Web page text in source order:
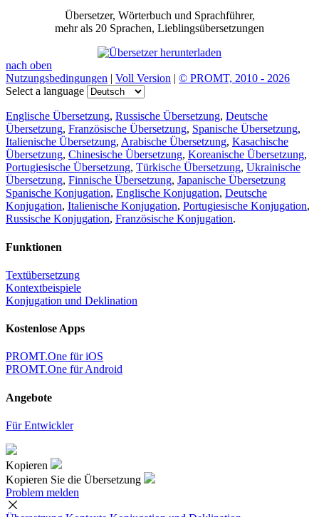
Übersetzer, Wörterbuch und Sprachführer,
mehr als 20 Sprachen, Lieblingsübersetzungen
nach oben
Nutzungsbedingungen | Voll Version | © PROMT, 2010 - 2026
Select a language
Englische Übersetzung, Russische Übersetzung, Deutsche
Übersetzung, Französische Übersetzung, Spanische Übersetzung,
Italienische Übersetzung, Arabische Übersetzung, Kasachische
Übersetzung, Chinesische Übersetzung, Koreanische Übersetzung,
Portugiesische Übersetzung, Türkische Übersetzung, Ukrainische
Übersetzung, Finnische Übersetzung, Japanische Übersetzung
Spanische Konjugation, Englische Konjugation, Deutsche
Konjugation, Italienische Konjugation, Portugiesische Konjugation,
Russische Konjugation, Französische Konjugation.
Funktionen
Textübersetzung
Kontextbeispiele
Konjugation und Deklination
Kostenlose Apps
PROMT.One für iOS
PROMT.One für Android
Angebote
Für Entwickler
Kopieren
Kopieren Sie die Übersetzung
Problem melden